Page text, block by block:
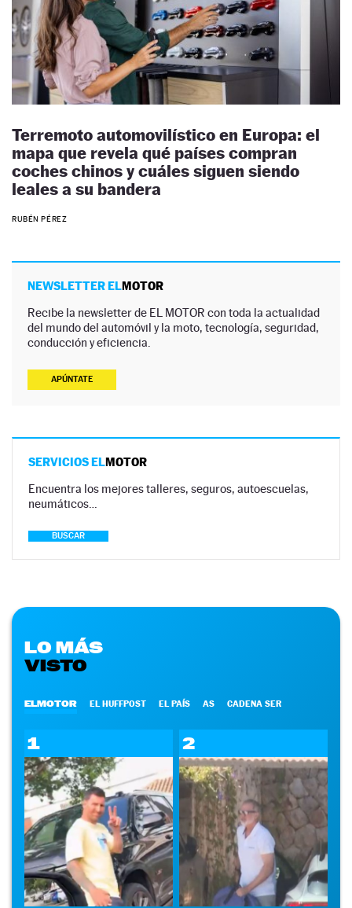
Terremoto automovilístico en Europa: el
mapa que revela qué países compran
coches chinos y cuáles siguen siendo
leales a su bandera
RUBÉN PÉREZ
NEWSLETTER ELMOTOR
Recibe la newsletter de EL MOTOR con toda la actualidad
del mundo del automóvil y la moto, tecnología, seguridad,
conducción y eficiencia.
APÚNTATE
SERVICIOS ELMOTOR
Encuentra los mejores talleres, seguros, autoescuelas,
neumáticos…
BUSCAR
LO MÁS
VISTO
ELMOTOR EL HUFFPOST EL PAÍS AS CADENA SER
1 2